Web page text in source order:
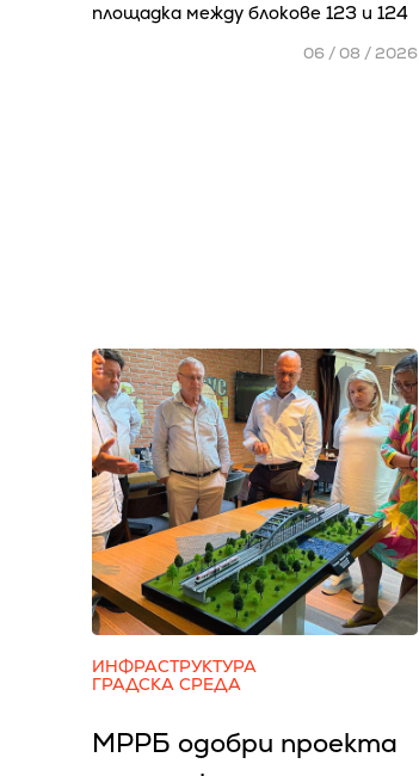
площадка между блокове 123 и 124
06 / 08 / 2026
ИНФРАСТРУКТУРА
ГРАДСКА СРЕДА
МРРБ одобри проекта